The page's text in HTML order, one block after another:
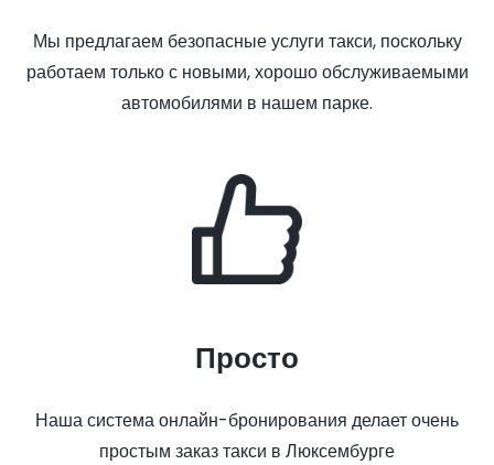
Мы предлагаем безопасные услуги такси, поскольку
работаем только с новыми, хорошо обслуживаемыми
автомобилями в нашем парке.
Просто
Наша система онлайн-бронирования делает очень
простым заказ такси в Люксембурге